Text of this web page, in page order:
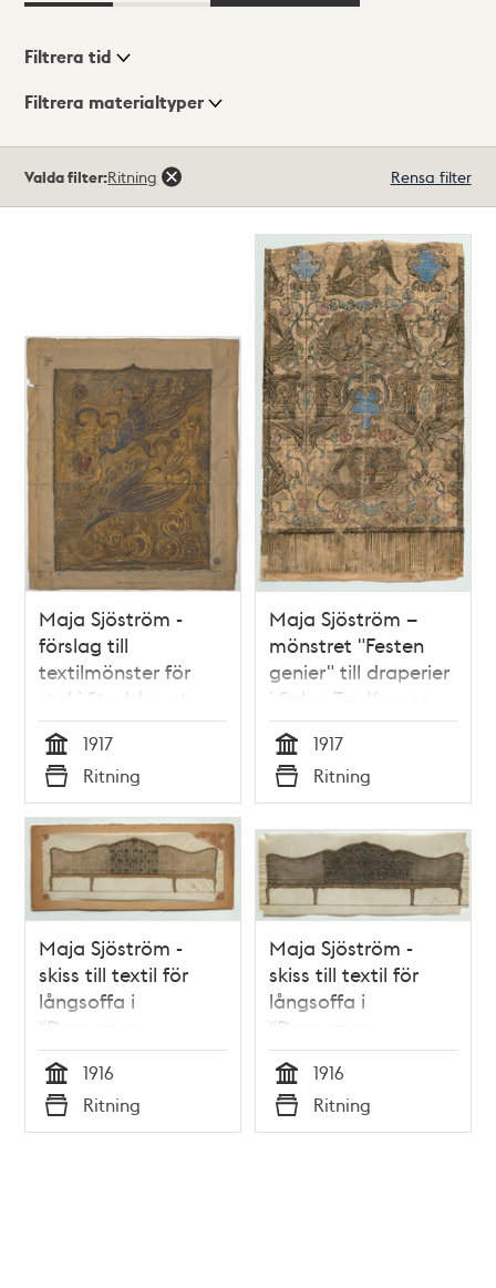
Visningsläge
Filtrera tid
Filtrera materialtyper
träffar
Valda filter:Ritning Rensa filter
Maja Sjöström -
förslag till
textilmönster för
stol i Stadshuset
1917
Tid
1917
Typ
Ritning
Maja Sjöström –
mönstret "Festen
genier" till draperier
i Salen Tre Kronor
(skiss 1917)
Tid
1917
Typ
Ritning
Maja Sjöström -
skiss till textil för
långsoffa i
"Damernas
samtalsrum",
Stadshuset
Tid
1916
Typ
Ritning
Maja Sjöström -
skiss till textil för
långsoffa i
"Damernas
samtalsrum",
Stadshuset
Tid
1916
Typ
Ritning